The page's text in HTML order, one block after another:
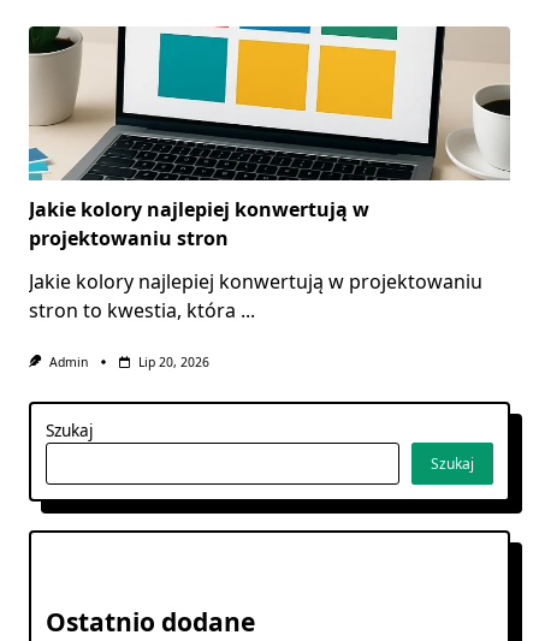
Jakie kolory najlepiej konwertują w
projektowaniu stron
Jakie kolory najlepiej konwertują w projektowaniu
stron to kwestia, która ...
Admin Lip 20, 2026
Szukaj
Szukaj
Ostatnio dodane